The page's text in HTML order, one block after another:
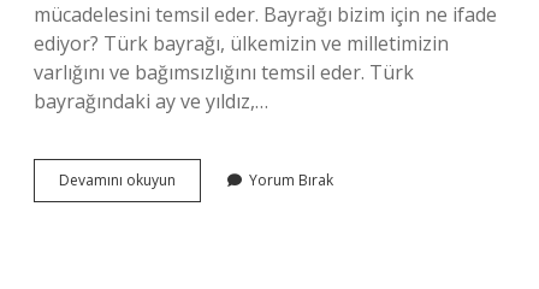
mücadelesini temsil eder. Bayrağı bizim için ne ifade
ediyor? Türk bayrağı, ülkemizin ve milletimizin
varlığını ve bağımsızlığını temsil eder. Türk
bayrağındaki ay ve yıldız,…
Devamını okuyun Türkiyenin
Bayrağı
Yorum Bırak